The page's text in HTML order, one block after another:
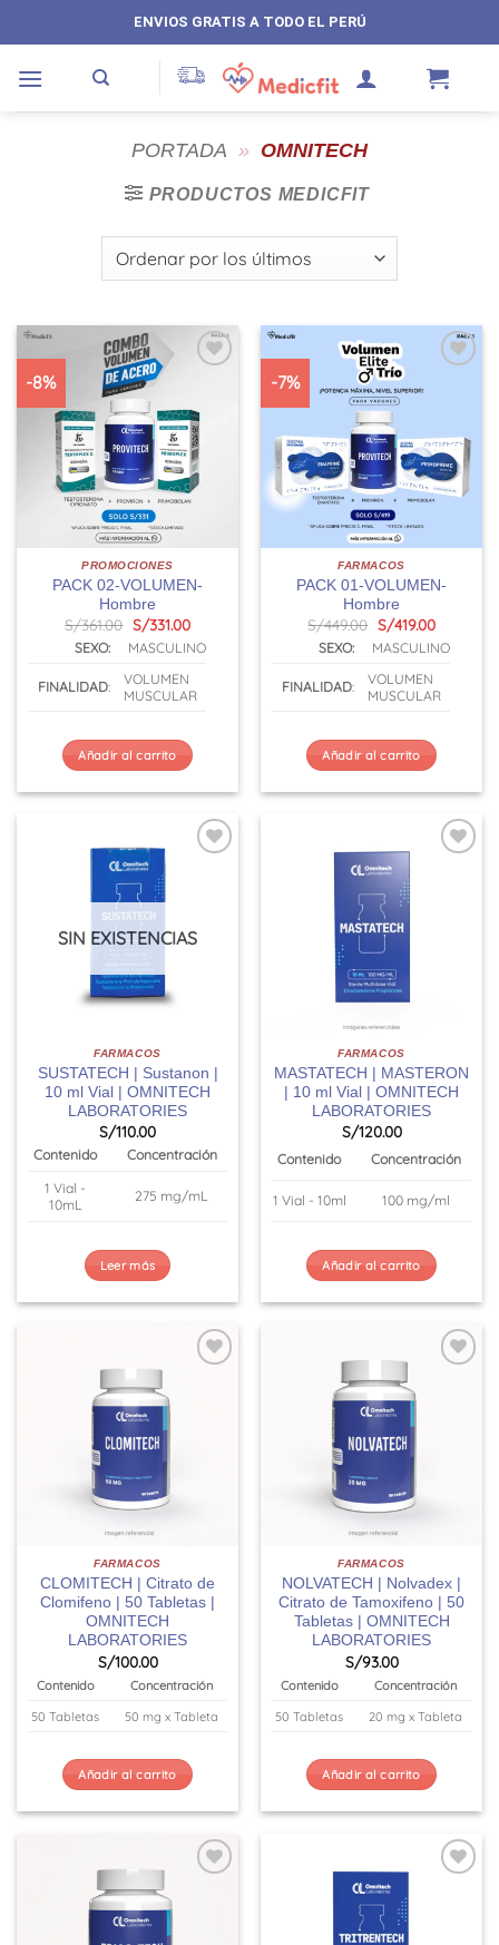
al
contenido
ENVIOS GRATIS A TODO EL PERÚ
PORTADA » OMNITECH
PRODUCTOS MEDICFIT
-8%
PROMOCIONES
PACK 02-VOLUMEN-
Hombre
S/361.00 El
precio
original
S/361.00.
S/331.00El
actual
SEXO: MASCULINO
FINALIDAD:
VOLUMEN
MUSCULAR
Añadir al carrito
-7%
FARMACOS
PACK 01-VOLUMEN-
Hombre
S/449.00 El
precio
original
S/449.00.
S/419.00El
actual
SEXO: MASCULINO
FINALIDAD:
VOLUMEN
MUSCULAR
Añadir al carrito
SIN EXISTENCIAS
FARMACOS
SUSTATECH | Sustanon |
10 ml Vial | OMNITECH
LABORATORIES
S/110.00
Contenido
Concentración
1 Vial -
10mL
275 mg/mL
Leer más
FARMACOS
MASTATECH | MASTERON
| 10 ml Vial | OMNITECH
LABORATORIES
S/120.00
Contenido Concentración
1 Vial - 10ml 100 mg/ml
Añadir al carrito
FARMACOS
CLOMITECH | Citrato de
Clomifeno | 50 Tabletas |
OMNITECH
LABORATORIES
S/100.00
Contenido
Concentración
50 Tabletas
50 mg x Tableta
Añadir al carrito
FARMACOS
NOLVATECH | Nolvadex |
Citrato de Tamoxifeno | 50
Tabletas | OMNITECH
LABORATORIES
S/93.00
Contenido
Concentración
50 Tabletas
20 mg x Tableta
Añadir al carrito